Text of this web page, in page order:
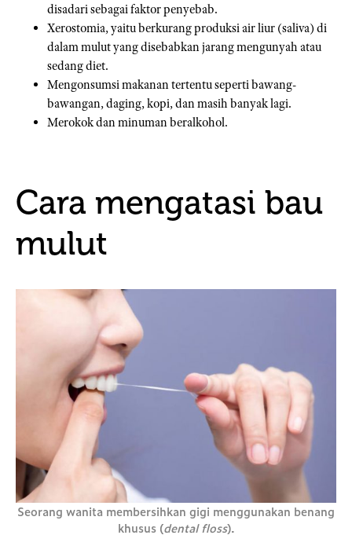
disadari sebagai faktor penyebab.
Xerostomia, yaitu berkurang produksi air liur (saliva) di
dalam mulut yang disebabkan jarang mengunyah atau
sedang diet.
Mengonsumsi makanan tertentu seperti bawang-
bawangan, daging, kopi, dan masih banyak lagi.
Merokok dan minuman beralkohol.
Cara mengatasi bau
mulut
Seorang wanita membersihkan gigi menggunakan benang
khusus (dental floss).